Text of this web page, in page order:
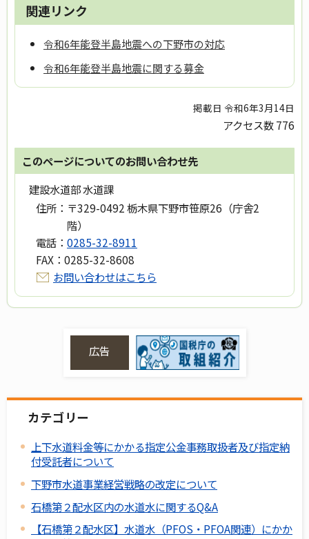
関連リンク
令和6年能登半島地震への下野市の対応
令和6年能登半島地震に関する募金
掲載日 令和6年3月14日
アクセス数776
このページについてのお問い合わせ先
建設水道部 水道課
住所： 〒329-0492 栃木県下野市笹原26（庁舎2
階）
電話： 0285-32-8911
FAX： 0285-32-8608
お問い合わせはこちら
広告
カテゴリー
上下水道料金等にかかる指定公金事務取扱者及び指定納
付受託者について
下野市水道事業経営戦略の改定について
石橋第２配水区内の水道水に関するQ&A
【石橋第２配水区】水道水（PFOS・PFOA関連）にかか